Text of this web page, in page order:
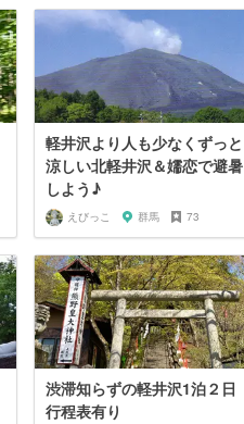
軽井沢より人も少なくずっと
涼しい北軽井沢＆嬬恋で避暑
しよう♪
えびっこ 群馬 73
渋滞知らずの軽井沢1泊２日
行程表有り